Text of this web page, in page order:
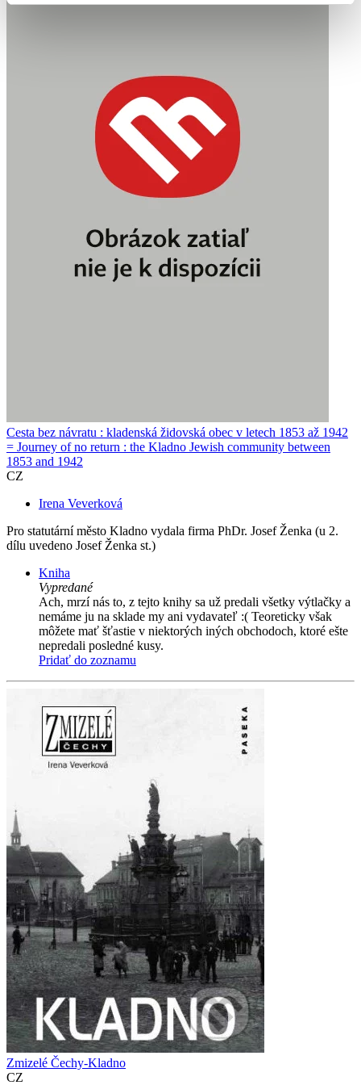
Cesta bez návratu : kladenská židovská obec v letech 1853 až 1942
= Journey of no return : the Kladno Jewish community between
1853 and 1942
CZ
Irena Veverková
Pro statutární město Kladno vydala firma PhDr. Josef Ženka (u 2.
dílu uvedeno Josef Ženka st.)
Kniha
Vypredané
Ach, mrzí nás to, z tejto knihy sa už predali všetky výtlačky a
nemáme ju na sklade my ani vydavateľ :( Teoreticky však
môžete mať šťastie v niektorých iných obchodoch, ktoré ešte
nepredali posledné kusy.
Pridať do zoznamu
Zmizelé Čechy-Kladno
CZ